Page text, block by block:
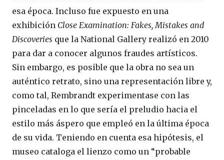
esa época. Incluso fue expuesto en una
exhibición Close Examination: Fakes, Mistakes and
Discoveries que la National Gallery realizó en 2010
para dar a conocer algunos fraudes artísticos.
Sin embargo, es posible que la obra no sea un
auténtico retrato, sino una representación libre y,
como tal, Rembrandt experimentase con las
pinceladas en lo que sería el preludio hacia el
estilo más áspero que empleó en la última época
de su vida. Teniendo en cuenta esa hipótesis, el
museo cataloga el lienzo como un “probable